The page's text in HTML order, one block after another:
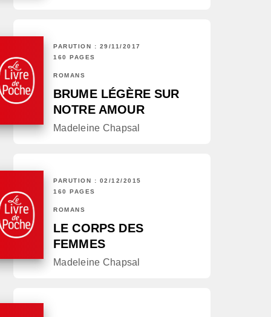
PARUTION : 29/11/2017
160 PAGES
ROMANS
BRUME LÉGÈRE SUR
NOTRE AMOUR
Madeleine Chapsal
PARUTION : 02/12/2015
160 PAGES
ROMANS
LE CORPS DES
FEMMES
Madeleine Chapsal